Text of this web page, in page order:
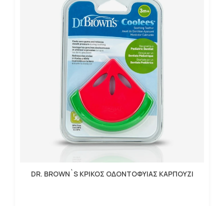
DR. BROWN`S ΚΡΙΚΟΣ ΟΔΟΝΤΟΦΥΙΑΣ ΚΑΡΠΟΥΖΙ